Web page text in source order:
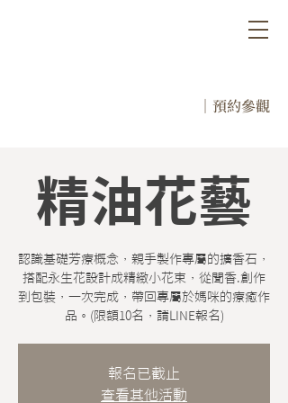
｜預約參觀
精油花藝
認識基礎芳療概念，親手製作專屬的擴香石，
搭配永生花設計成精緻小花束，從聞香.創作
到包裝，一次完成，帶回專屬於媽咪的療癒作
品。(限額10名，請LINE報名)
報名已截止
查看其他活動